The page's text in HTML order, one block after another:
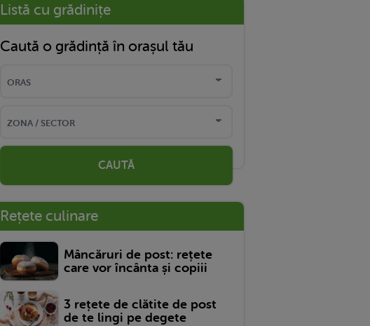
Listă cu grădinițe
Caută o grădință în orașul tău
CAUTĂ
Rețete culinare
Mâncăruri de post: rețete
care vor încânta și copiii
3 rețete de clătite de post
de te lingi pe degete